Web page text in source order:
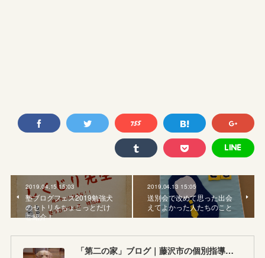
2019.04.15 15:03
塾ブログフェス2019勉強犬
のセトリをちょこっとだけ
ご紹介！
2019.04.13 15:05
送別会で改めて思った出会
えてよかった人たちのこと
「第二の家」ブログ｜藤沢市の個別指導塾のお話